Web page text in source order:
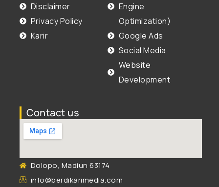
Disclaimer
Privacy Policy
Karir
Engine
Optimization)
Google Ads
Social Media
Website
Development
Contact us
Dolopo, Madiun 63174
info@berdikarimedia.com